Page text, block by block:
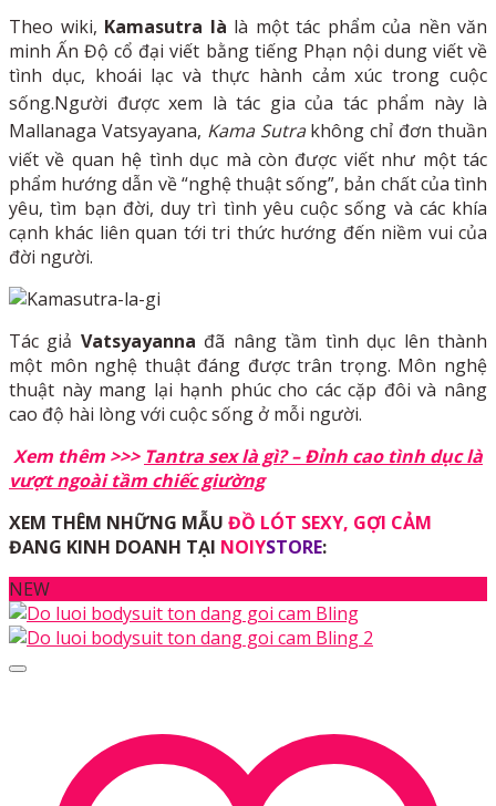
Theo wiki, Kamasutra là là một tác phẩm của nền văn
minh Ấn Độ cổ đại viết bằng tiếng Phạn nội dung viết về
tình dục, khoái lạc và thực hành cảm xúc trong cuộc
sống.Người được xem là tác gia của tác phẩm này là
Mallanaga Vatsyayana, Kama Sutrakhông chỉ đơn thuần
viết về quan hệ tình dục mà còn được viết như một tác
phẩm hướng dẫn về “nghệ thuật sống”, bản chất của tình
yêu, tìm bạn đời, duy trì tình yêu cuộc sống và các khía
cạnh khác liên quan tới tri thức hướng đến niềm vui của
đời người.
Tác giả Vatsyayanna đã nâng tầm tình dục lên thành
một môn nghệ thuật đáng được trân trọng. Môn nghệ
thuật này mang lại hạnh phúc cho các cặp đôi và nâng
cao độ hài lòng với cuộc sống ở mỗi người.
Xem thêm >>> Tantra sex là gì? – Đỉnh cao tình dục là
vượt ngoài tầm chiếc giường
XEM THÊM NHỮNG MẪU ĐỒ LÓT SEXY, GỢI CẢM
ĐANG KINH DOANH TẠI NOIYSTORE:
NEW